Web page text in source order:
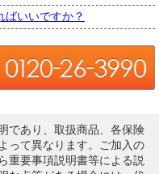
ばいいですか？
であり、取扱商品、各保険
って異なります。ご加入の
重要事項説明書等による説